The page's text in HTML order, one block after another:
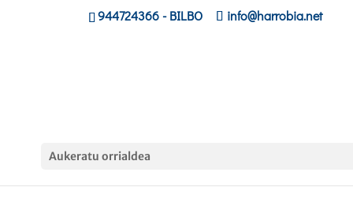
944724366- BILBO info@harrobia.net
Aukeratu orrialdea